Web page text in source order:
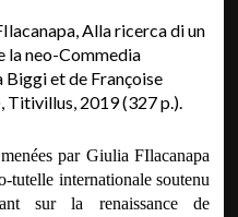
Alla ricerca di un
la neo-Commedia
Biggi et de Françoise
Titivillus, 2019 (327 p.).
par Giulia FIlacanapa
tutelle internationale soutenu
sur la renaissance de